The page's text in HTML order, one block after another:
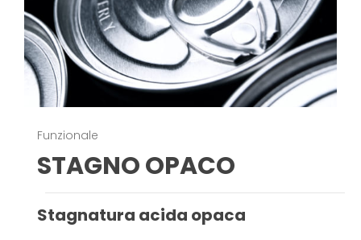
Funzionale
STAGNO OPACO
Stagnatura acida opaca